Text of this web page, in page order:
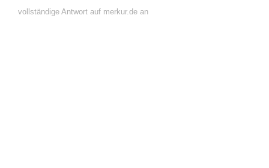
vollständige Antwort auf merkur.de an